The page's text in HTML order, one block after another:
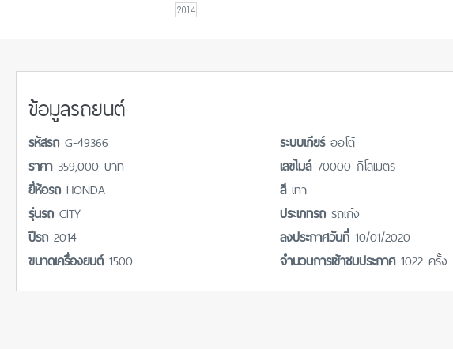
2014
ข้อมูลรถยนต์
รหัสรถ G-49366
ราคา 359,000 บาท
ยี่ห้อรถ HONDA
รุ่นรถ CITY
ปีรถ 2014
ขนาดเครื่องยนต์ 1500
ระบบเกียร์ ออโต้
เลขไมล์ 70000 กิโลเมตร
สี เทา
ประเภทรถ รถเก๋ง
ลงประกาศวันที่ 10/01/2020
จำนวนการเข้าชมประกาศ 1022 ครั้ง